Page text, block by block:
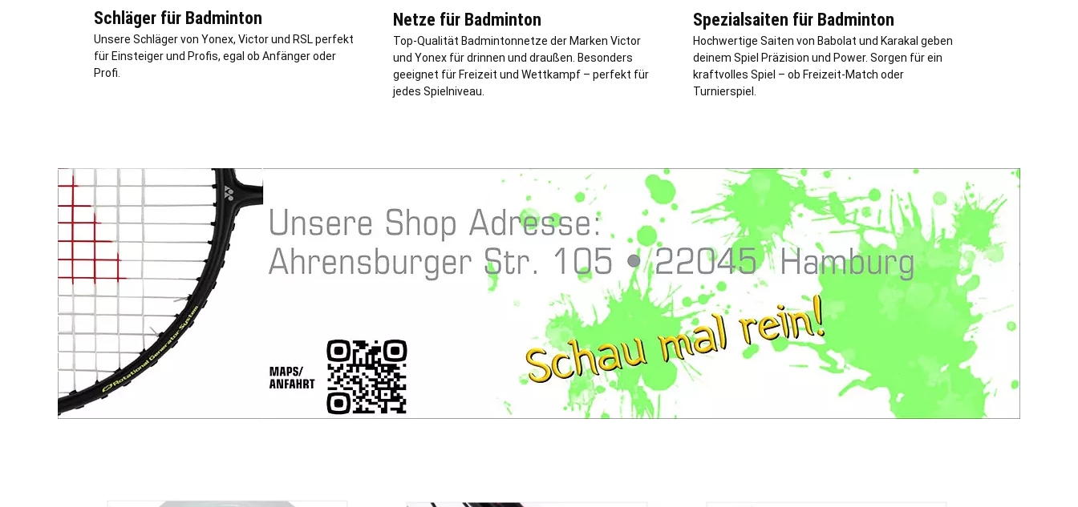
Schläger für Badminton
Unsere Schläger von Yonex, Victor und RSL perfekt
für Einsteiger und Profis, egal ob Anfänger oder
Profi.
Netze für Badminton
Top-Qualität Badmintonnetze der Marken Victor
und Yonex für drinnen und draußen. Besonders
geeignet für Freizeit und Wettkampf – perfekt für
jedes Spielniveau.
Spezialsaiten für Badminton
Hochwertige Saiten von Babolat und Karakal geben
deinem Spiel Präzision und Power. Sorgen für ein
kraftvolles Spiel – ob Freizeit-Match oder
Turnierspiel.